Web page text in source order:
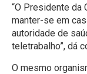
“O Presidente da
manter-se em
autoridade de
teletrabalho”, dá
O mesmo